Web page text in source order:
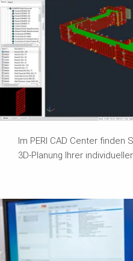
Im PERI CAD Center finden
3D-Planung Ihrer